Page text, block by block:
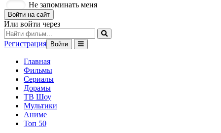
Не запоминать меня
Войти на сайт
Или войти через
Регистрация Войти
Главная
Фильмы
Сериалы
Дорамы
ТВ Шоу
Мультики
Аниме
Топ 50